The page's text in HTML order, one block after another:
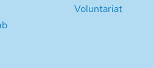
Voluntariat